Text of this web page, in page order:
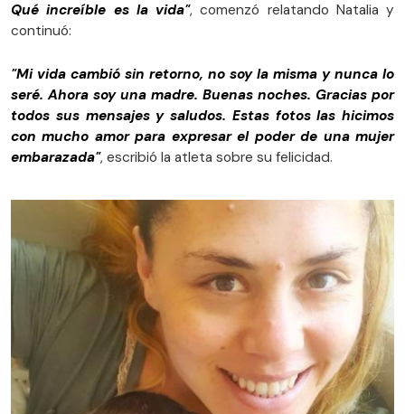
Qué increíble es la vida", comenzó relatando Natalia y
continuó:
"Mi vida cambió sin retorno, no soy la misma y nunca lo
seré. Ahora soy una madre. Buenas noches. Gracias por
todos sus mensajes y saludos. Estas fotos las hicimos
con mucho amor para expresar el poder de una mujer
embarazada", escribió la atleta sobre su felicidad.